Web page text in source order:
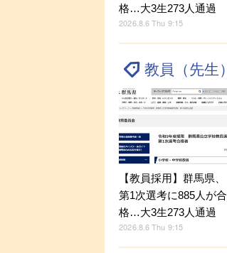
格…大3生273人通過
2026.8.6 Thu 9:15
教員（先生）
【教員採用】群馬県、
第1次選考に885人が合
格…大3生273人通過
2026.8.6 Thu 9:15